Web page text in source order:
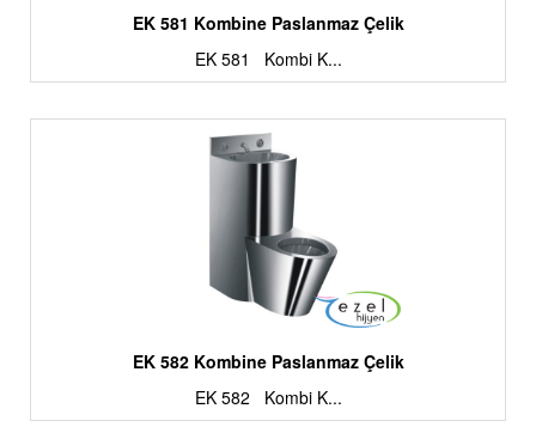
EK 581 Kombine Paslanmaz Çelik
EK 581 Kombi K...
EK 582 Kombine Paslanmaz Çelik
EK 582 Kombi K...